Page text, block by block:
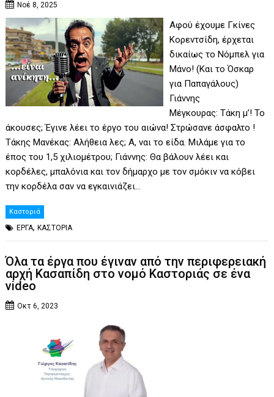
Νοέ 8, 2025
Αφού έχουμε Γκίνες
Κορεντσίδη, έρχεται
δικαίως το Νόμπελ για
Μάνο! (Και το Όσκαρ
για Παπαγάλους)
Γιάννης
Μέγκουρας: Τάκη μ’! Το
άκουσες; Έγινε λέει το έργο του αιώνα! Στρώσανε άσφαλτο !
Τάκης Μανέκας: Αλήθεια λες; Α, ναι το είδα. Μιλάμε για το
έπος του 1,5 χιλιομέτρου; Γιάννης: Θα βάλουν λέει και
κορδέλες, μπαλόνια και τον δήμαρχο με τον σμόκιν να κόβει
την κορδέλα σαν να εγκαινιάζει…
Καστοριά
ΕΡΓΑ,ΚΑΣΤΟΡΙΑ
Όλα τα έργα που έγιναν από την περιφερειακή
αρχή Κασαπίδη στο νομό Καστοριάς σε ένα
video
Οκτ 6, 2023